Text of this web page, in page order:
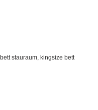
bett stauraum, kingsize bett